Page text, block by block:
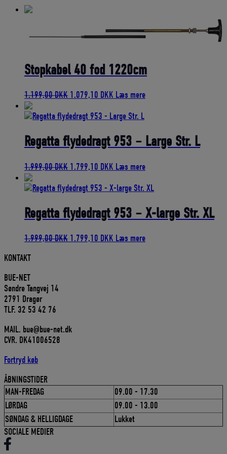
Stopkabel 40 fod 1220cm
1.199,00DKK Den
pris
1.199,00 DKK.
1.079,10 DKK Den
pris
1.079,10 DKK.
Læs mere
Regatta flydedragt 953 – Large Str. L
1.999,00DKK Den
pris
1.999,00 DKK.
1.799,10 DKK Den
pris
1.799,10 DKK.
Læs mere
Regatta flydedragt 953 – X-large Str. XL
1.999,00DKK Den
1.799,10 DKK Den
Læs mere
KONTAKT
BUE-NET
Søndre Tangvej 14
2791 Dragør
TLF. 32 53 42 76
MAIL. bue@bue-net.dk
CVR. DK41006528
Fortryd køb
ÅBNINGSTIDER
MAN-FREDAG
09.00 - 17.30
LØRDAG
09.00 - 13.00
SØNDAG & HELLIGDAGE
Lukket
SOCIALE MEDIER